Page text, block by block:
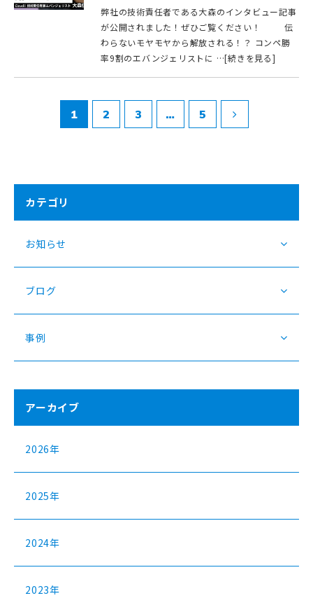
弊社の技術責任者である大森のインタビュー記事
が公開されました！ぜひご覧ください！ 伝
わらないモヤモヤから解放される！？ コンペ勝
率9割のエバンジェリストに …[続きを見る]
1 2 3 … 5
カテゴリ
お知らせ
ブログ
事例
アーカイブ
2026年
2025年
2024年
2023年